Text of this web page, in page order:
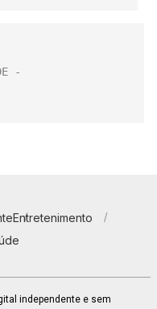
Entretenimento
independente e sem